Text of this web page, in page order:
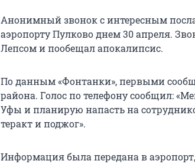
Анонимный звонок с интересным
аэропорту Пулково днем 30 апреля.
Лепсом и пообещал апокалипсис.
По данным «Фонтанки», первыми
района. Голос по телефону сообщил:
Уфы и планирую напасть на
теракт и поджог».
Информация была передана в